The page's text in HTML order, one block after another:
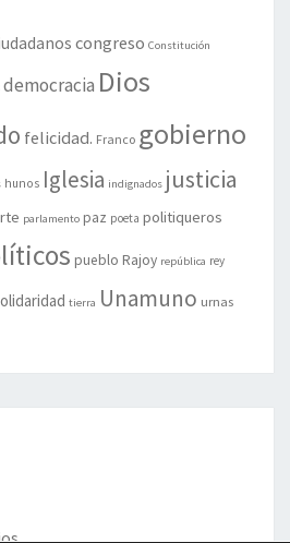
congreso Constitución
democracia Dios
felicidad. Franco gobierno
hunos Iglesia indignados justicia
parlamento paz poeta politiqueros
pueblo Rajoy república rey
tierra Unamuno urnas